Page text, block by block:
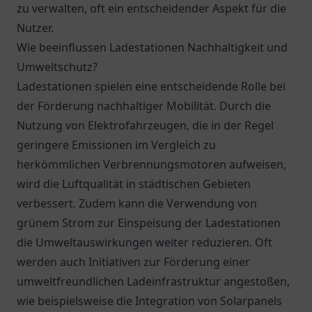
zu verwalten, oft ein entscheidender Aspekt für die
Nutzer.
Wie beeinflussen Ladestationen Nachhaltigkeit und
Umweltschutz?
Ladestationen spielen eine entscheidende Rolle bei
der Förderung nachhaltiger Mobilität. Durch die
Nutzung von Elektrofahrzeugen, die in der Regel
geringere Emissionen im Vergleich zu
herkömmlichen Verbrennungsmotoren aufweisen,
wird die Luftqualität in städtischen Gebieten
verbessert. Zudem kann die Verwendung von
grünem Strom zur Einspeisung der Ladestationen
die Umweltauswirkungen weiter reduzieren. Oft
werden auch Initiativen zur Förderung einer
umweltfreundlichen Ladeinfrastruktur angestoßen,
wie beispielsweise die Integration von Solarpanels